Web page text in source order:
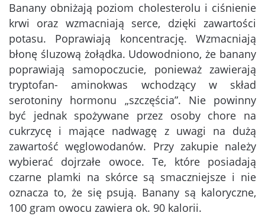
Banany obniżają poziom cholesterolu i ciśnienie
krwi oraz wzmacniają serce, dzięki zawartości
potasu. Poprawiają koncentrację. Wzmacniają
błonę śluzową żołądka. Udowodniono, że banany
poprawiają samopoczucie, ponieważ zawierają
tryptofan- aminokwas wchodzący w skład
serotoniny hormonu „szczęścia”. Nie powinny
być jednak spożywane przez osoby chore na
cukrzycę i mające nadwagę z uwagi na dużą
zawartość węglowodanów. Przy zakupie należy
wybierać dojrzałe owoce. Te, które posiadają
czarne plamki na skórce są smaczniejsze i nie
oznacza to, że się psują. Banany są kaloryczne,
100 gram owocu zawiera ok. 90 kalorii.